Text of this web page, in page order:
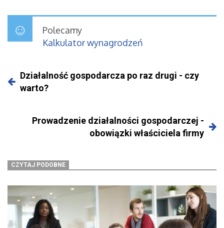
Polecamy
Kalkulator wynagrodzeń
Działalność gospodarcza po raz drugi - czy
warto?
Prowadzenie działalności gospodarczej -
obowiązki właściciela firmy
CZYTAJ PODOBNE